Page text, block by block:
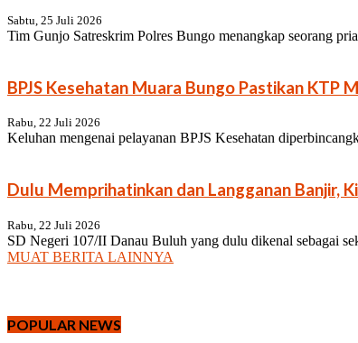
Sabtu, 25 Juli 2026
Tim Gunjo Satreskrim Polres Bungo menangkap seorang
BPJS Kesehatan Muara Bungo Pastikan KTP
Rabu, 22 Juli 2026
Keluhan mengenai pelayanan BPJS Kesehatan
Dulu Memprihatinkan dan Langganan Banjir,
Rabu, 22 Juli 2026
SD Negeri 107/II Danau Buluh yang dulu dikenal sebagai
MUAT BERITA LAINNYA
POPULAR NEWS